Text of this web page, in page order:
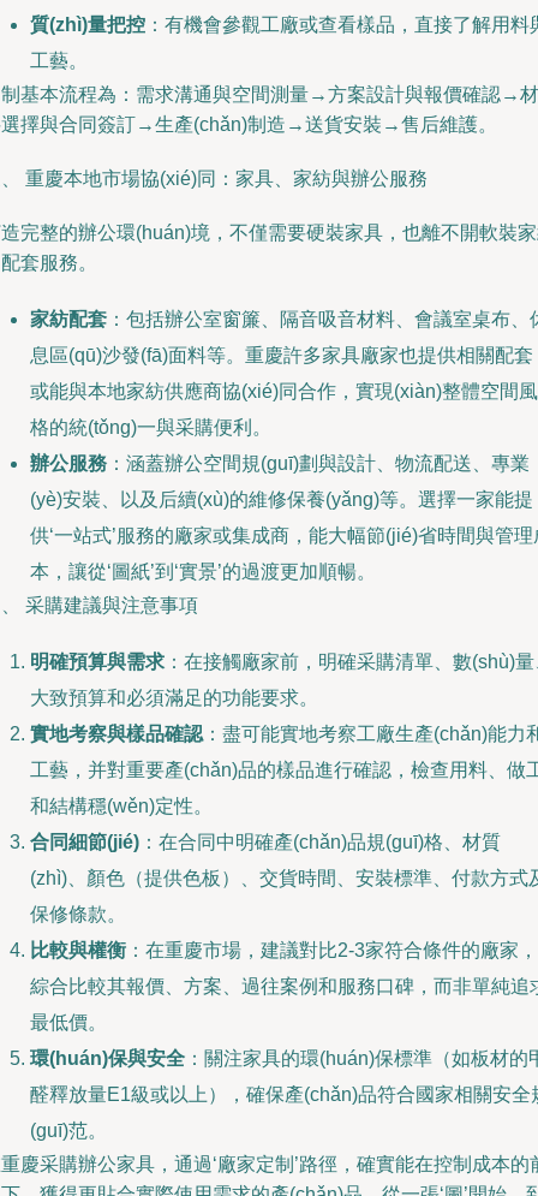
質(zhì)量把控 ：有機會參觀工廠或查看樣品，直接了解用料
工藝。
基本流程為：需求溝通與空間測量→方案設計與報價確認→材
擇與合同簽訂→生產(chǎn)制造→送貨安裝→售后維護。
重慶本地市場協(xié)同：家具、家紡與辦公服務
完整的辦公環(huán)境，不僅需要硬裝家具，也離不開軟裝
套服務。
家紡配套 ：包括辦公室窗簾、隔音吸音材料、會議室桌布、
息區(qū)沙發(fā)面料等。重慶許多家具廠家也提供相關配套
或能與本地家紡供應商協(xié)同合作，實現(xiàn)整體空間風
格的統(tǒng)一與采購便利。
辦公服務 ：涵蓋辦公空間規(guī)劃與設計、物流配送、專業
(yè)安裝、以及后續(xù)的維修保養(yǎng)等。選擇一家能提
供‘一站式’服務的廠家或集成商，能大幅節(jié)省時間與管理
本，讓從‘圖紙’到‘實景’的過渡更加順暢。
采購建議與注意事項
明確預算與需求 ：在接觸廠家前，明確采購清單、數(shù)
大致預算和必須滿足的功能要求。
實地考察與樣品確認 ：盡可能實地考察工廠生產(chǎn)能力
工藝，并對重要產(chǎn)品的樣品進行確認，檢查用料、做
和結構穩(wěn)定性。
合同細節(jié) ：在合同中明確產(chǎn)品規(guī)格、材質
(zhì)、顏色（提供色板）、交貨時間、安裝標準、付款方式
保修條款。
比較與權衡 ：在重慶市場，建議對比2-3家符合條件的廠家，
綜合比較其報價、方案、過往案例和服務口碑，而非單純追
最低價。
環(huán)保與安全 ：關注家具的環(huán)保標準（如板材的
醛釋放量E1級或以上），確保產(chǎn)品符合國家相關安全
(guī)范。
慶采購辦公家具，通過‘廠家定制’路徑，確實能在控制成本的